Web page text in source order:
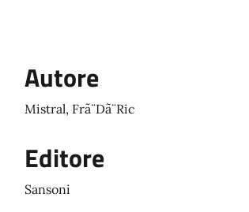
Autore
Mistral, Frã¨Dã¨Ric
Editore
Sansoni